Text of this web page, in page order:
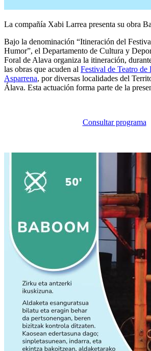
La compañía Xabi Larrea presenta su obra
Bajo la denominación “Itineración del
Humor”, el Departamento de Cultura y
Foral de Alava organiza la itineración,
las obras que acuden al Festival de Teatro
Asparrena, por diversas localidades del
Álava. Esta actuación forma parte de la
Consultar programa